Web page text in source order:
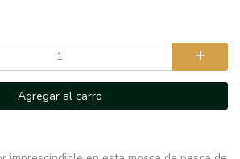
Agregar al carro